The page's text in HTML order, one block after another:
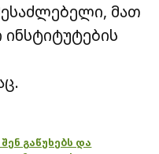
მათ
გაწუხებს და